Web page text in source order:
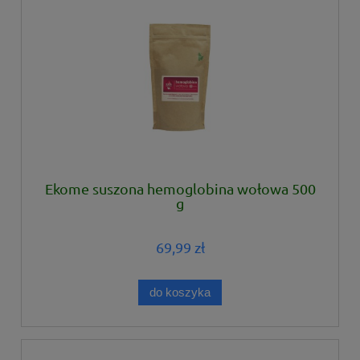
Ekome suszona hemoglobina wołowa 500
g
69,99 zł
do koszyka